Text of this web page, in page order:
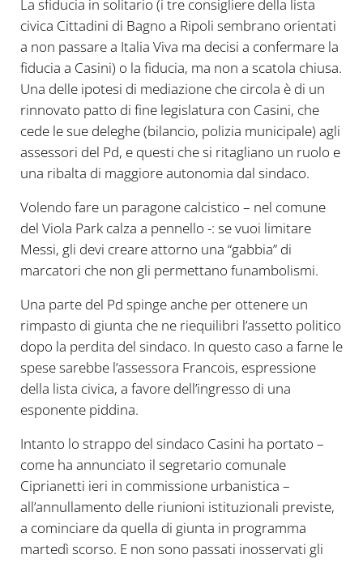
La sfiducia in solitario (i tre consigliere della lista
civica Cittadini di Bagno a Ripoli sembrano orientati
a non passare a Italia Viva ma decisi a confermare la
fiducia a Casini) o la fiducia, ma non a scatola chiusa.
Una delle ipotesi di mediazione che circola è di un
rinnovato patto di fine legislatura con Casini, che
cede le sue deleghe (bilancio, polizia municipale) agli
assessori del Pd, e questi che si ritagliano un ruolo e
una ribalta di maggiore autonomia dal sindaco.
Volendo fare un paragone calcistico – nel comune
del Viola Park calza a pennello -: se vuoi limitare
Messi, gli devi creare attorno una “gabbia” di
marcatori che non gli permettano funambolismi.
Una parte del Pd spinge anche per ottenere un
rimpasto di giunta che ne riequilibri l’assetto politico
dopo la perdita del sindaco. In questo caso a farne le
spese sarebbe l’assessora Francois, espressione
della lista civica, a favore dell’ingresso di una
esponente piddina.
Intanto lo strappo del sindaco Casini ha portato –
come ha annunciato il segretario comunale
Ciprianetti ieri in commissione urbanistica –
all’annullamento delle riunioni istituzionali previste,
a cominciare da quella di giunta in programma
martedì scorso. E non sono passati inosservati gli